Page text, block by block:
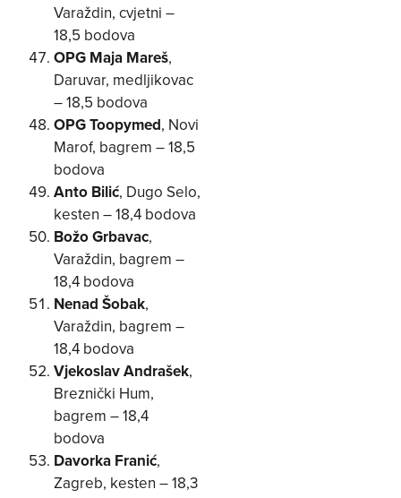
Varaždin, cvjetni –
18,5 bodova
OPG Maja Mareš,
Daruvar, medljikovac
– 18,5 bodova
OPG Toopymed, Novi
Marof, bagrem – 18,5
bodova
Anto Bilić, Dugo Selo,
kesten – 18,4 bodova
Božo Grbavac,
Varaždin, bagrem –
18,4 bodova
Nenad Šobak,
Varaždin, bagrem –
18,4 bodova
Vjekoslav Andrašek,
Breznički Hum,
bagrem – 18,4
bodova
Davorka Franić,
Zagreb, kesten – 18,3